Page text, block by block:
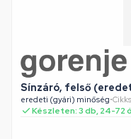
Sínzáró, felső
eredeti (gyári) minőség•
Készleten: 3 db, 24-72